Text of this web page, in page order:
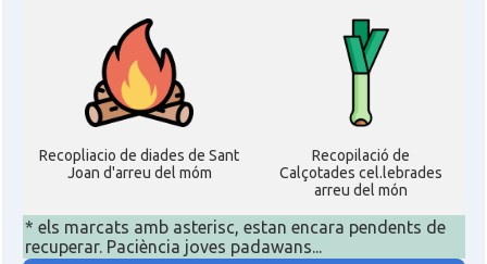
Recopliacio de diades de Sant
Joan d'arreu del móm
Recopilació de
Calçotades cel.lebrades
arreu del món
* els marcats amb asterisc, estan encara pendents de
recuperar. Paciència joves padawans...